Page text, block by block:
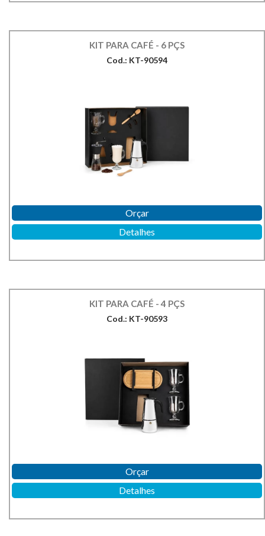
KIT PARA CAFÉ - 6 PÇS
Cod.: KT-90594
Orçar
Detalhes
KIT PARA CAFÉ - 4 PÇS
Cod.: KT-90593
Orçar
Detalhes